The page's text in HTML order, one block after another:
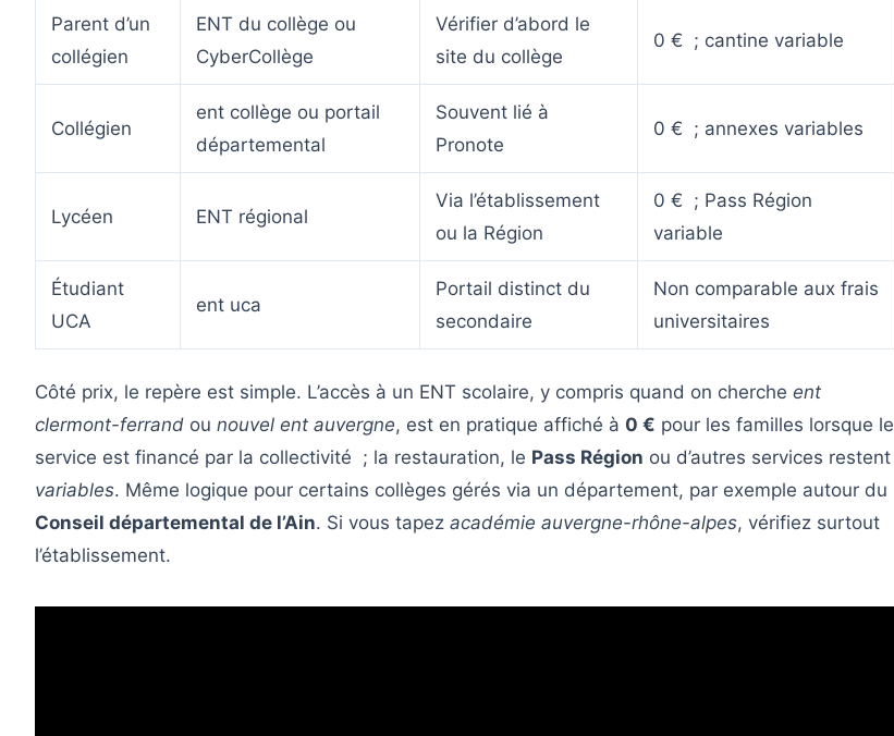
Parent d’un
collégien
ENT du collège ou
CyberCollège
Vérifier d’abord le
site du collège
0 € ; cantine variable
Collégien
ent collège ou portail
départemental
Souvent lié à
Pronote
0 € ; annexes variables
Lycéen ENT régional
Via l’établissement
ou la Région
0 € ; Pass Région
variable
Étudiant
UCA
ent uca
Portail distinct du
secondaire
Non comparable aux frais
universitaires
Côté prix, le repère est simple. L’accès à un ENT scolaire, y compris quand on cherche ent
clermont-ferrand ou nouvel ent auvergne, est en pratique affiché à 0 € pour les familles lorsque le
service est financé par la collectivité ; la restauration, le Pass Région ou d’autres services restent
variables. Même logique pour certains collèges gérés via un département, par exemple autour du
Conseil départemental de l’Ain. Si vous tapez académie auvergne-rhône-alpes, vérifiez surtout
l’établissement.